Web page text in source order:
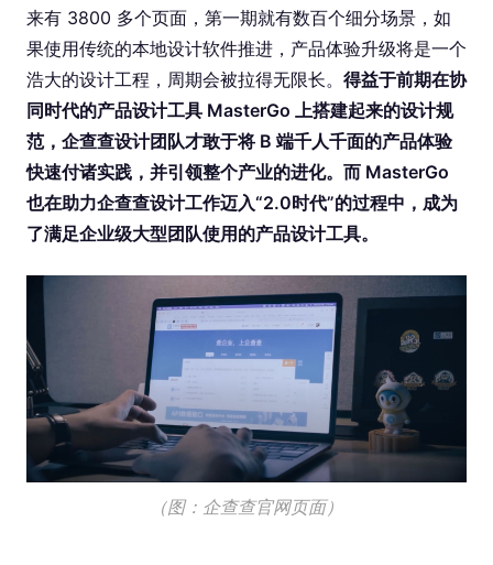
来有 3800 多个页面，第一期就有数百个细分场景，如
果使用传统的本地设计软件推进，产品体验升级将是一个
浩大的设计工程，周期会被拉得无限长。 得益于前期在协
同时代的产品设计工具 MasterGo 上搭建起来的设计规
范，企查查设计团队才敢于将 B 端千人千面的产品体验
快速付诸实践，并引领整个产业的进化。而 MasterGo
也在助力企查查设计工作迈入“2.0时代”的过程中，成为
了满足企业级大型团队使用的产品设计工具。
（图：企查查官网页面）